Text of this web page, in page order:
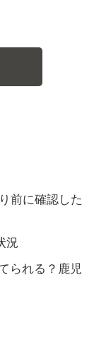
前に確認した
況
られる？鹿児